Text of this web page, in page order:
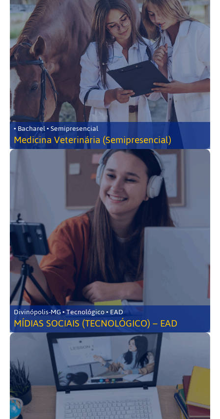
• Bacharel • Semipresencial
Medicina Veterinária (Semipresencial)
Divinópolis-MG • Tecnológico • EAD
MÍDIAS SOCIAIS (TECNOLÓGICO) – EAD